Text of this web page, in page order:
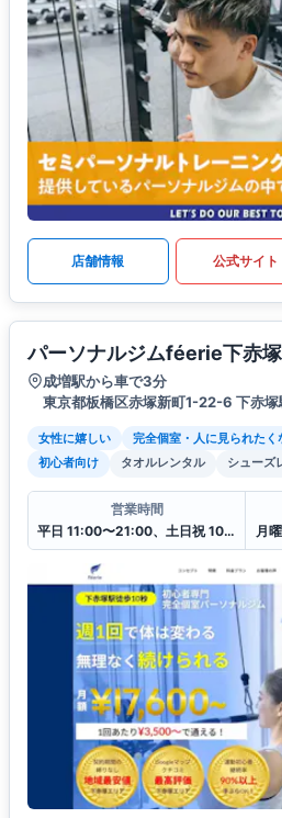
店舗情報 公式サイト
パーソナルジムféerie下赤
成増駅から車で3分
東京都板橋区赤塚新町1-22-6 下赤
女性に嬉しい 完全個室・人に見られたく
初心者向け
タオルレンタル シューズ
営業時間
平日 11:00〜21:00、土日祝 10:00〜20:00
月